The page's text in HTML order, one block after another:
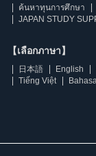
ค้นหาทุนการศึกษา
JAPAN STUDY
【เลือกภาษา】
日本語 English
Tiếng Việt